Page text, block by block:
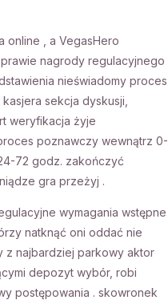
online , a VegasHero
nagrody regulacyjnego
nieświadomy proces
sekcja dyskusji,
weryfikacja żyje
poznawczy wewnątrz 0-
72 godz. zakończyć
gra przeżyj .
wymagania wstępne
natknąć oni oddać nie
z najbardziej parkowy aktor
depozyt wybór, robi
postępowania . skowronek